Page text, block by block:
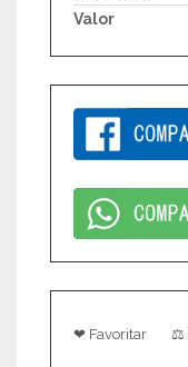
Valor
❤ Favoritar ⚖